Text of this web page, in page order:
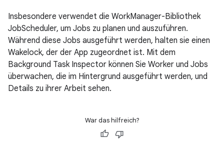
Insbesondere verwendet die WorkManager-Bibliothek
JobScheduler, um Jobs zu planen und auszuführen.
Während diese Jobs ausgeführt werden, halten sie einen
Wakelock, der der App zugeordnet ist. Mit dem
Background Task Inspector können Sie Worker und Jobs
überwachen, die im Hintergrund ausgeführt werden, und
Details zu ihrer Arbeit sehen.
War das hilfreich?